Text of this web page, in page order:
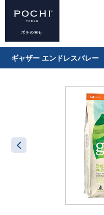
ギャザー エンドレスバレー